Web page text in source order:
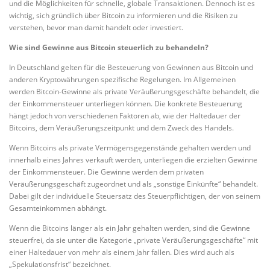
und die Möglichkeiten für schnelle, globale Transaktionen. Dennoch ist es
wichtig, sich gründlich über Bitcoin zu informieren und die Risiken zu
verstehen, bevor man damit handelt oder investiert.
Wie sind Gewinne aus Bitcoin steuerlich zu behandeln?
In Deutschland gelten für die Besteuerung von Gewinnen aus Bitcoin und
anderen Kryptowährungen spezifische Regelungen. Im Allgemeinen
werden Bitcoin-Gewinne als private Veräußerungsgeschäfte behandelt, die
der Einkommensteuer unterliegen können. Die konkrete Besteuerung
hängt jedoch von verschiedenen Faktoren ab, wie der Haltedauer der
Bitcoins, dem Veräußerungszeitpunkt und dem Zweck des Handels.
Wenn Bitcoins als private Vermögensgegenstände gehalten werden und
innerhalb eines Jahres verkauft werden, unterliegen die erzielten Gewinne
der Einkommensteuer. Die Gewinne werden dem privaten
Veräußerungsgeschäft zugeordnet und als „sonstige Einkünfte“ behandelt.
Dabei gilt der individuelle Steuersatz des Steuerpflichtigen, der von seinem
Gesamteinkommen abhängt.
Wenn die Bitcoins länger als ein Jahr gehalten werden, sind die Gewinne
steuerfrei, da sie unter die Kategorie „private Veräußerungsgeschäfte“ mit
einer Haltedauer von mehr als einem Jahr fallen. Dies wird auch als
„Spekulationsfrist“ bezeichnet.